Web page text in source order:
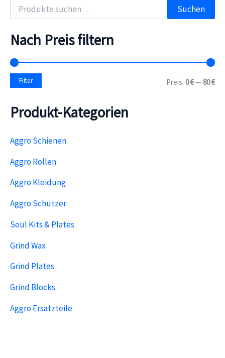
h
e
n
a
Suchen
Nach Preis filtern
MM
Filter Preis: 0 €— 80 €
Produkt-Kategorien
Aggro Schienen
Aggro Rollen
Aggro Kleidung
Aggro Schützer
Soul Kits & Plates
Grind Wax
Grind Plates
Grind Blocks
Aggro Ersatzteile